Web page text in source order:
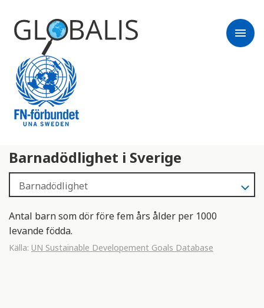
menu
Barnadödlighet i Sverige
Antal barn som dör före fem års ålder per 1000
levande födda.
Källa: UN Sustainable Developement Goals Database